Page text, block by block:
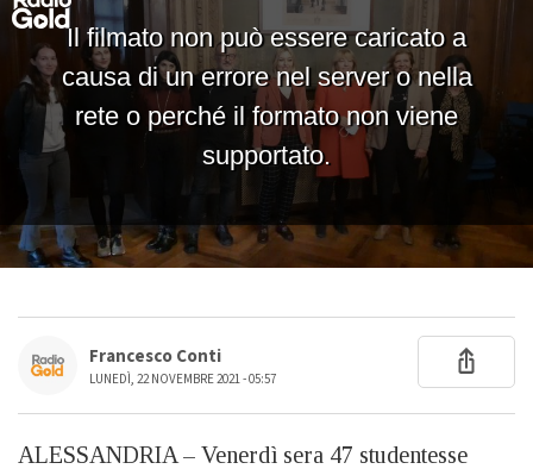
Francesco Conti
LUNEDÌ, 22 NOVEMBRE 2021 - 05:57
ALESSANDRIA – Venerdì sera 47 studentesse